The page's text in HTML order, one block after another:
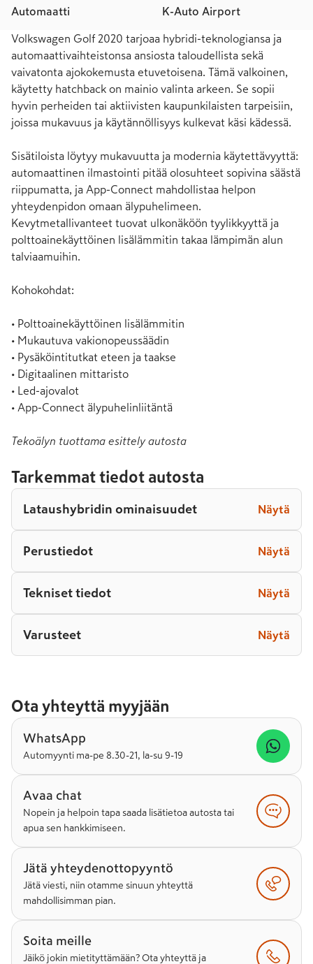
Automaatti K-Auto Airport
Volkswagen Golf 2020 tarjoaa hybridi-teknologiansa ja
automaattivaihteistonsa ansiosta taloudellista sekä
vaivatonta ajokokemusta etuvetoisena. Tämä valkoinen,
käytetty hatchback on mainio valinta arkeen. Se sopii
hyvin perheiden tai aktiivisten kaupunkilaisten tarpeisiin,
joissa mukavuus ja käytännöllisyys kulkevat käsi kädessä.
Sisätiloista löytyy mukavuutta ja modernia käytettävyyttä:
automaattinen ilmastointi pitää olosuhteet sopivina säästä
riippumatta, ja App-Connect mahdollistaa helpon
yhteydenpidon omaan älypuhelimeen.
Kevytmetallivanteet tuovat ulkonäköön tyylikkyyttä ja
polttoainekäyttöinen lisälämmitin takaa lämpimän alun
talviaamuihin.
Kohokohdat:
• Polttoainekäyttöinen lisälämmitin
• Mukautuva vakionopeussäädin
• Pysäköintitutkat eteen ja taakse
• Digitaalinen mittaristo
• Led-ajovalot
• App-Connect älypuhelinliitäntä
Tekoälyn tuottama esittely autosta
Tarkemmat tiedot autosta
Lataushybridin ominaisuudet Näytä
Perustiedot Näytä
Tekniset tiedot Näytä
Varusteet Näytä
Ota yhteyttä myyjään
WhatsApp
Automyynti ma-pe 8.30-21, la-su 9-19
Avaa chat
Nopein ja helpoin tapa saada lisätietoa autosta tai
apua sen hankkimiseen.
Jätä yhteydenottopyyntö
Jätä viesti, niin otamme sinuun yhteyttä
mahdollisimman pian.
Soita meille
Jäikö jokin mietityttämään? Ota yhteyttä ja